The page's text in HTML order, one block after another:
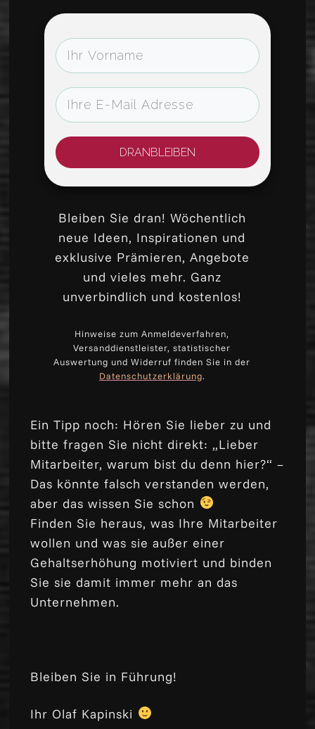
DRANBLEIBEN
Bleiben Sie dran! Wöchentlich
neue Ideen, Inspirationen und
exklusive Prämieren, Angebote
und vieles mehr. Ganz
unverbindlich und kostenlos!
Hinweise zum Anmeldeverfahren,
Versanddienstleister, statistischer
Auswertung und Widerruf finden Sie in der
Datenschutzerklärung.
Ein Tipp noch: Hören Sie lieber zu und
bitte fragen Sie nicht direkt: „Lieber
Mitarbeiter, warum bist du denn hier?“ –
Das könnte falsch verstanden werden,
aber das wissen Sie schon
Finden Sie heraus, was Ihre Mitarbeiter
wollen und was sie außer einer
Gehaltserhöhung motiviert und binden
Sie sie damit immer mehr an das
Unternehmen.
Bleiben Sie in Führung!
Ihr Olaf Kapinski